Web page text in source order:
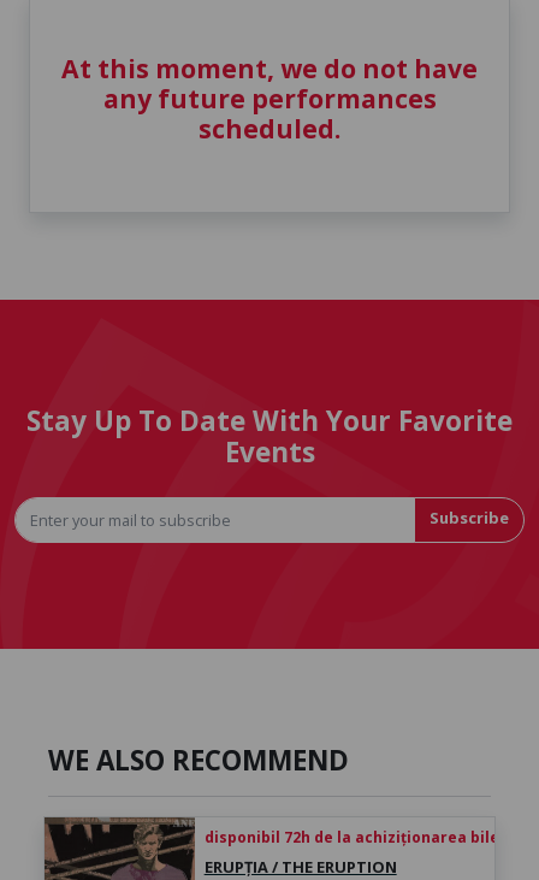
At this moment, we do not have
any future performances
scheduled.
Stay Up To Date With Your Favorite
Events
Subscribe
WE ALSO RECOMMEND
disponibil 72h de la achiziționarea biletului
ERUPȚIA / THE ERUPTION